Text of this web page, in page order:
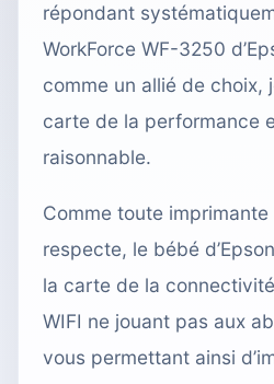
répondant
WorkForce WF-3250
comme un allié de choix,
carte de la performance
raisonnable.
Comme toute
respecte, le bébé
la carte de la
WIFI ne jouant pas aux
vous permettant ainsi